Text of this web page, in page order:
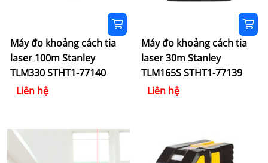
Máy đo khoảng cách tia
laser 100m Stanley
TLM330 STHT1-77140
Liên hệ
Máy đo khoảng cách tia
laser 30m Stanley
TLM165S STHT1-77139
Liên hệ